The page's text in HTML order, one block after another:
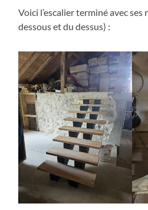
Voici l’escalier terminé avec ses
dessous et du dessus) :